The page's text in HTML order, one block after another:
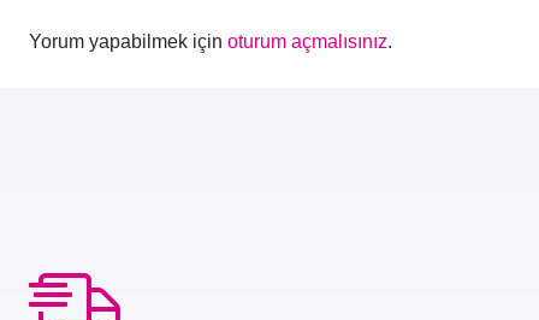
Yorum yapabilmek için oturum açmalısınız.